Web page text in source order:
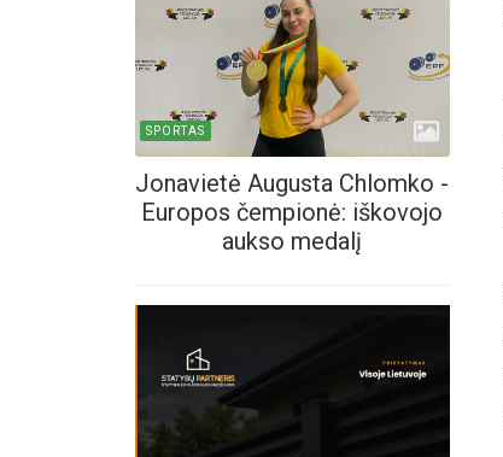
SPORTAS
Jonavietė Augusta Chlomko -
Europos čempionė: iškovojo
aukso medalį